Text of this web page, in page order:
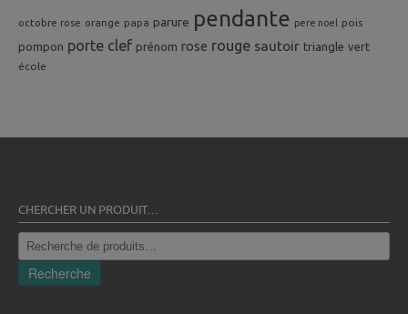
octobre rose orange papa parure pendante pere noel pois
pompon porte clef prénom rose rouge sautoir triangle vert
école
CHERCHER UN PRODUIT…
Recherche
pour :
Recherche